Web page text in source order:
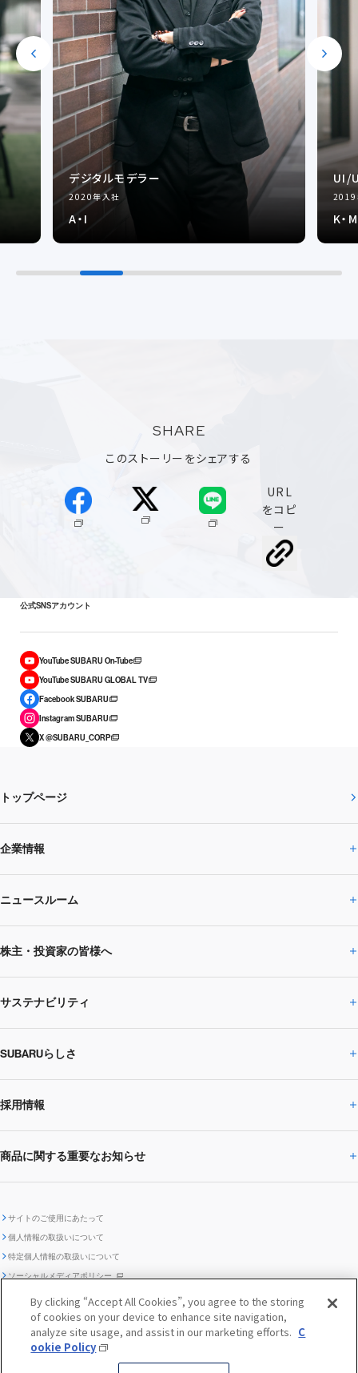
デジタルモデラー
2020年入社
A・I
UI/
2019
K・M
SHARE
このストーリーをシェアする
URL
をコピ
ー
公式SNSアカウント
YouTube SUBARU On-Tube
YouTube SUBARU GLOBAL TV
Facebook SUBARU
Instagram SUBARU
X @SUBARU_CORP
トップページ
企業情報
企業情報トップ
SUBARUのありたい姿
SUBARU 2025方針
事業所・関係会社
ニュースルーム
ニュースルームトップ
ニュースリリース
閉じる
株主・投資家の皆様へ
株主・投資家の皆様へトップ
企業・経営
IRライブラリー
株主・投資家サポート
IRカレンダー
ディスクロージャー
ポリシー
サステナビリティ
サステナビリティトップ
CEOサステナビリティ
環境
ガバナンス
編集方針 レポートライブラリー
SUBARUらしさ
SUBARUらしさトップ
SUBARUびと
SUBARUデザイン
「SUBARUらしさ」を
際立たせる技術
2.環境技術
『魔改造の夜』特設サイト
採用情報
採用情報トップ
SUBARU Lab採用（中途）
販売会社グループ採用 期間従業員採用
商品に関する重要なお知らせ
SUBARU ハイブリッド車 レスキュ
ー時の取扱い
自動車リサイクル リコール情報
助手席エアバッグに関する重要な
SUBARUのロゴ・標章を不正使用
サイトのご使用にあたって
個人情報の取扱いについて
特定個人情報の取扱いについて
ソーシャルメディアポリシー
お問い合わせ ／ よくあるご質問
クッキーポリシー
メディア
By clicking “Accept All Cookies”, you agree to the storing
of cookies on your device to enhance site navigation,
analyze site usage, and assist in our marketing efforts. C
ookie Policy